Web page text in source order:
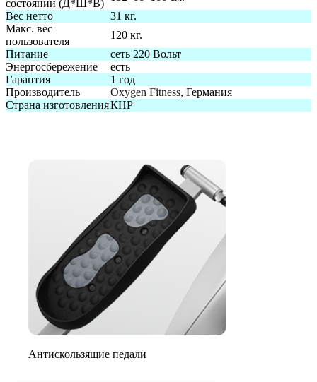
состоянии (Д*Ш*В)
Вес нетто
31 кг.
Макс. вес
пользователя
120 кг.
Питание
сеть 220 Вольт
Энергосбережение
есть
Гарантия
1 год
Производитель
Oxygen Fitness, Германия
Страна изготовленияКНР
Антискользящие педали